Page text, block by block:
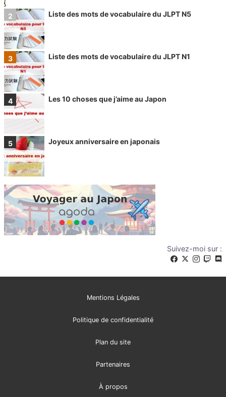
Liste des mots de vocabulaire du JLPT N5
Liste des mots de vocabulaire du JLPT N1
Les 10 choses que j’aime au Japon
Joyeux anniversaire en japonais
Suivez-moi sur :
Mentions Légales
Politique de confidentialité
Plan du site
Partenaires
À propos